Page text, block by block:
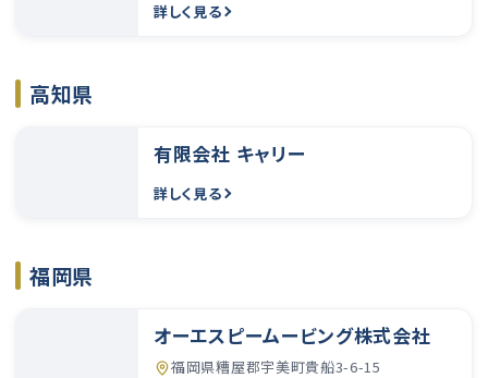
詳しく見る
高知県
有限会社 キャリー
詳しく見る
福岡県
オーエスピームービング株式会社
福岡県糟屋郡宇美町貴船3-6-15